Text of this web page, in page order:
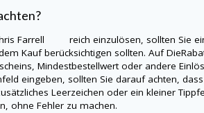
Farrell reich einzulösen, sollten Sie
Kauf berücksichtigen sollten. Auf
Mindestbestellwert oder andere
eingeben, sollten Sie darauf achten,
Leerzeichen oder ein kleiner
ohne Fehler zu machen.